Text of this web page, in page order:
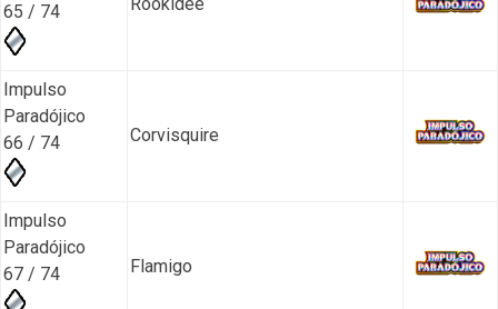
65 / 74
Impulso
Paradójico
66 / 74
Corvisquire
Impulso
Paradójico
67 / 74
Flamigo